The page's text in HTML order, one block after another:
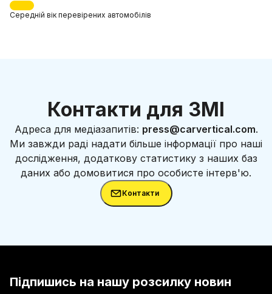
Середній вік перевірених автомобілів
Контакти для ЗМІ
Адреса для медіазапитів: press@carvertical.com.
Ми завжди раді надати більше інформації про наші
дослідження, додаткову статистику з наших баз
даних або домовитися про особисте інтерв'ю.
Контакти
Підпишись на нашу розсилку новин